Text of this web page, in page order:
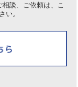
談、ご依頼は、
こ
い。